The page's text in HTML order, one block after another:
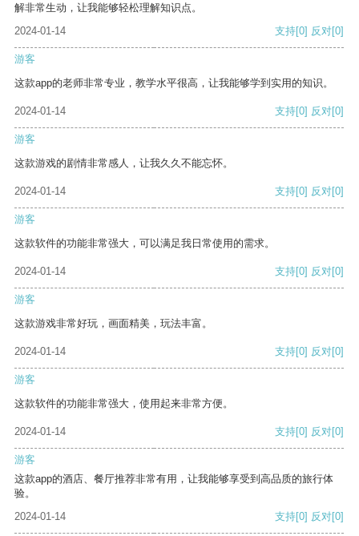
解非常生动，让我能够轻松理解知识点。
2024-01-14
支持[0] 反对[0]
游客
这款app的老师非常专业，教学水平很高，让我能够学到实用的知识。
2024-01-14 支持[0] 反对[0]
游客
这款游戏的剧情非常感人，让我久久不能忘怀。
2024-01-14 支持[0] 反对[0]
游客
这款软件的功能非常强大，可以满足我日常使用的需求。
2024-01-14 支持[0] 反对[0]
游客
这款游戏非常好玩，画面精美，玩法丰富。
2024-01-14 支持[0] 反对[0]
游客
这款软件的功能非常强大，使用起来非常方便。
2024-01-14 支持[0] 反对[0]
游客
这款app的酒店、餐厅推荐非常有用，让我能够享受到高品质的旅行体
验。
2024-01-14
支持[0] 反对[0]